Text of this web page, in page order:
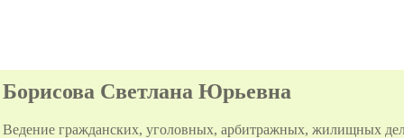
Борисова Светлана Юрьевна
Ведение гражданских, уголовных, арбитражных, жилищных